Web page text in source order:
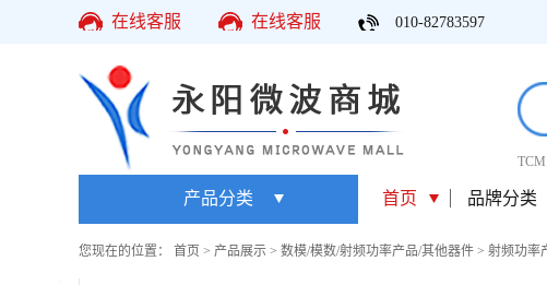
在线客服 在线客服 010-82783597
产品分类 首页 品牌分类
您现在的位置： 首页 > 产品展示 > 数模/模数/射频功率产品/其他器件 > 射频功率